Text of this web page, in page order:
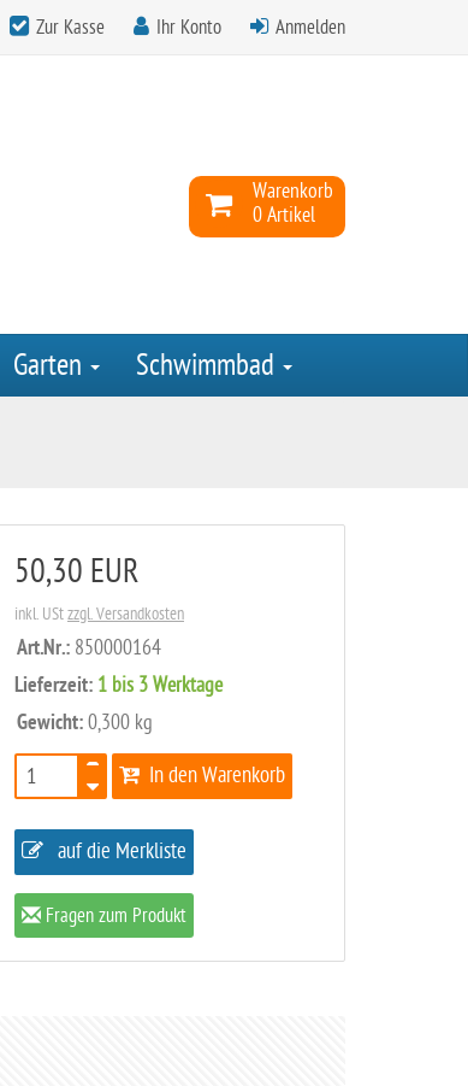
Zur Kasse Ihr Konto Anmelden
Warenkorb
0 Artikel
Garten Schwimmbad
50,30 EUR
inkl. UStzzgl. Versandkosten
Art.Nr.: 850000164
Lieferzeit: 1 bis 3 Werktage
Gewicht: 0,300 kg
In den Warenkorb
auf die Merkliste
Fragen zum Produkt